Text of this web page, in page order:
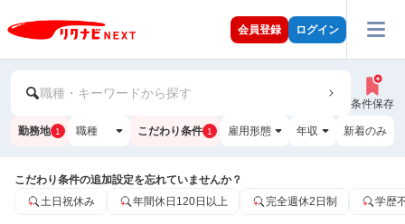
会員登録 ログイン
職種・キーワードから探す
条件保存
勤務地 1 職種 こだわり条件 1 雇用形態 年収 新着のみ
こだわり条件の追加設定を忘れていませんか？
土日祝休み
年間休日120日以上 完全週休2日制 学歴